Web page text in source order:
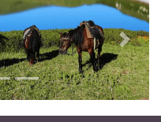
下一個